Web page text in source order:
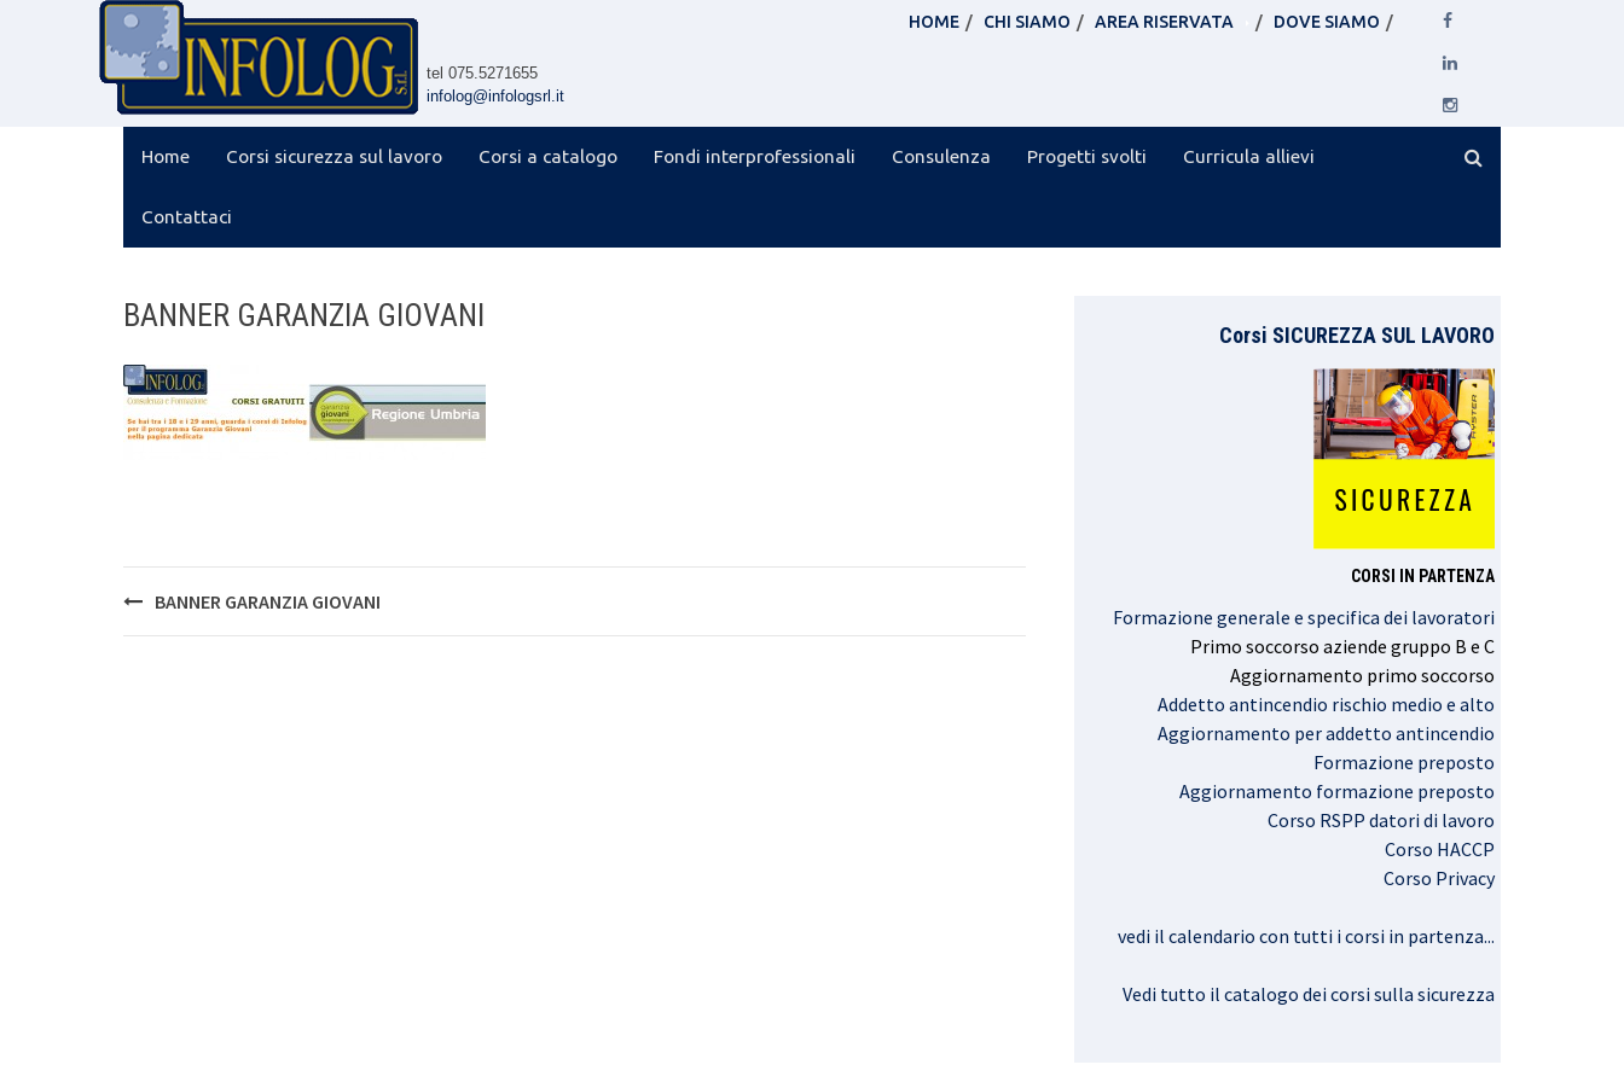
tel 075.5271655
infolog@infologsrl.it
HOME CHI SIAMO AREA RISERVATA DOVE SIAMO
Home Corsi sicurezza sul lavoro Corsi a catalogo Fondi interprofessionali Consulenza Progetti svolti Curricula allievi
Contattaci
BANNER GARANZIA GIOVANI
Post
navigation
BANNER GARANZIA GIOVANI
Corsi SICUREZZA SUL LAVORO
CORSI IN PARTENZA
Formazione generale e specifica dei lavoratori
Primo soccorso aziende gruppo B e C
Aggiornamento primo soccorso
Addetto antincendio rischio medio e alto
Aggiornamento per addetto antincendio
Formazione preposto
Aggiornamento formazione preposto
Corso RSPP datori di lavoro
Corso HACCP
Corso Privacy
vedi il calendario con tutti i corsi in partenza...
Vedi tutto il catalogo dei corsi sulla sicurezza